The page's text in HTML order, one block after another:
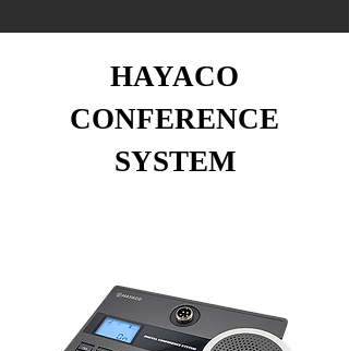
HAYACO
CONFERENCE
SYSTEM